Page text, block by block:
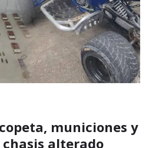
municiones y
alterado